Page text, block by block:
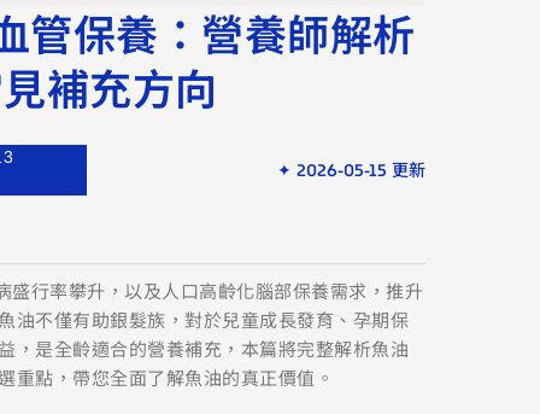
管保養：營養師解析
補充方向
✦ 2026-05-15 更新
盛行率攀升，以及人口高齡化腦部保養需求，推升
油不僅有助銀髮族，對於兒童成長發育、孕期保
，是全齡適合的營養補充，本篇將完整解析魚油
重點，帶您全面了解魚油的真正價值。